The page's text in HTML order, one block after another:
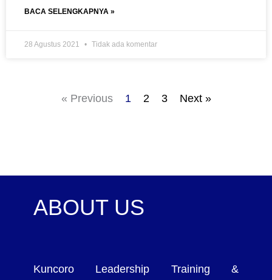
BACA SELENGKAPNYA »
28 Agustus 2021 Tidak ada komentar
« Previous 1 2 3 Next »
ABOUT US
Kuncoro Leadership Training &